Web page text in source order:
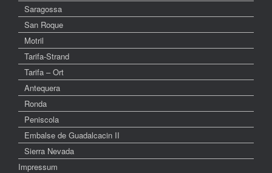
Saragossa
San Roque
Motril
Tarifa-Strand
Tarifa – Ort
Antequera
Ronda
Peniscola
Embalse de Guadalcacin II
Sierra Nevada
Impressum